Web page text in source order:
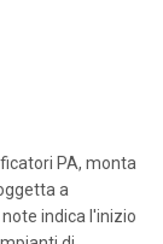
PA, monta
a
indica l'inizio